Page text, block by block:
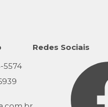
5574
Redes Sociais